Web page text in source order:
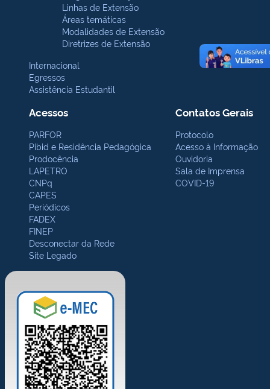
Linhas de Extensão
Áreas temáticas
Modalidades de Extensão
Diretrizes de Extensão
Internacional
Egressos
Assistência Estudantil
Acessos
PARFOR
Pibid e Residência Pedagógica
Prodocência
LAPETRO
CNPq
CAPES
Periódicos
FADEX
FINEP
Desconectar da Rede
Site Legado
Contatos Gerais
Protocolo
Acesso à Informação
Ouvidoria
Sala de Imprensa
COVID-19